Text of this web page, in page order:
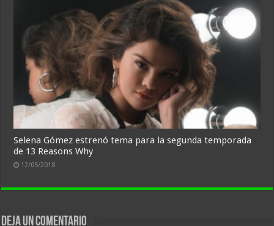
Selena Gómez estrenó tema para la segunda temporada
de 13 Reasons Why
12/05/2018
Deja un comentario